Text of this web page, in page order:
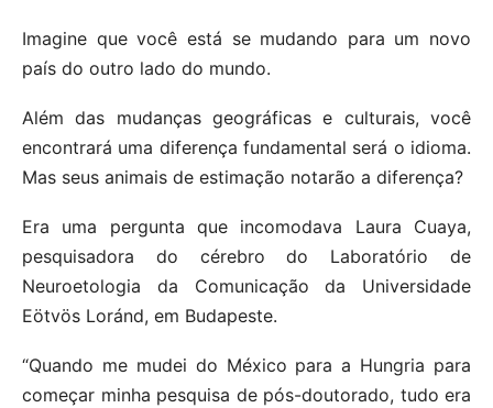
Imagine que você está se mudando para um novo
país do outro lado do mundo.
Além das mudanças geográficas e culturais, você
encontrará uma diferença fundamental será o idioma.
Mas seus animais de estimação notarão a diferença?
Era uma pergunta que incomodava Laura Cuaya,
pesquisadora do cérebro do Laboratório de
Neuroetologia da Comunicação da Universidade
Eötvös Loránd, em Budapeste.
“Quando me mudei do México para a Hungria para
começar minha pesquisa de pós-doutorado, tudo era